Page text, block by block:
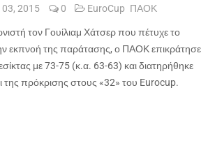
03, 2015 0 EuroCup ΠΑΟΚ
τον Γουίλιαμ Χάτσερ που πέτυχε το
εκπνοή της παράτασης, ο ΠΑΟΚ επικράτησε
με 73-75 (κ.α. 63-63) και διατηρήθηκε
της πρόκρισης στους «32» του Eurocup.